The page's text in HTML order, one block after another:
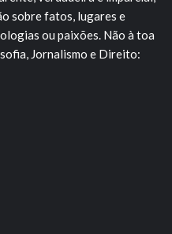
sobre fatos, lugares e
ou paixões. Não à toa
Jornalismo e Direito: